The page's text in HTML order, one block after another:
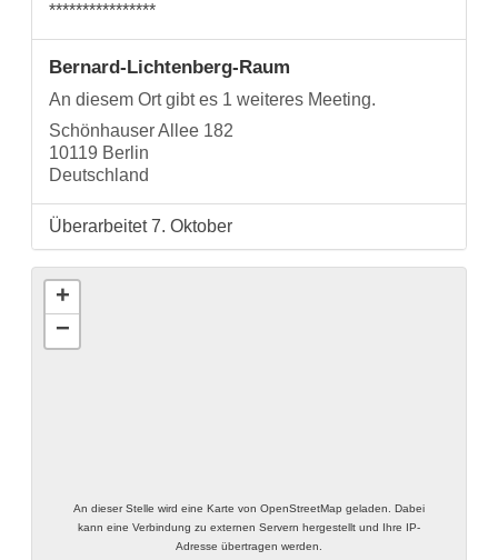
****************
Bernard-Lichtenberg-Raum
An diesem Ort gibt es 1 weiteres Meeting.
Schönhauser Allee 182
10119 Berlin
Deutschland
Überarbeitet 7. Oktober
An dieser Stelle wird eine Karte von OpenStreetMap geladen. Dabei
kann eine Verbindung zu externen Servern hergestellt und Ihre IP-
Adresse übertragen werden.
+
−